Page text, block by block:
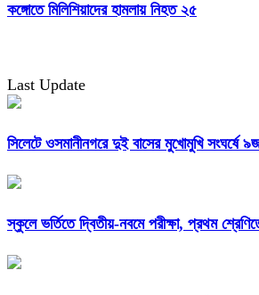
কঙ্গোতে মিলিশিয়াদের হামলায় নিহত ২৫
Last Update
সিলেটে ওসমানীনগরে দুই বাসের মুখোমুখি সংঘর্ষে
স্কুলে ভর্তিতে দ্বিতীয়-নবমে পরীক্ষা, প্রথম